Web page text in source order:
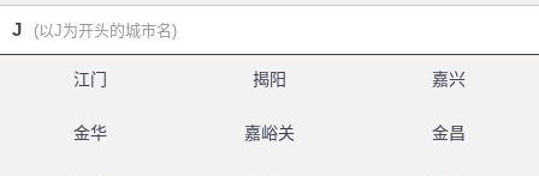
J (以J为开头的城市名)
江门 揭阳 嘉兴
金华 嘉峪关 金昌